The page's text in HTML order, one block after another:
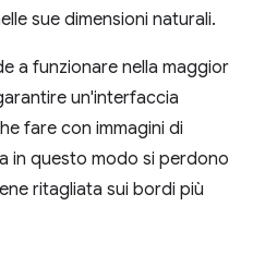
sue dimensioni naturali.
a funzionare nella maggior
un'interfaccia
fare con immagini di
in questo modo si perdono
ritagliata sui bordi più